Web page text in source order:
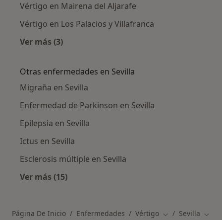
Vértigo en Mairena del Aljarafe
Vértigo en Los Palacios y Villafranca
Ver más (3)
Otras enfermedades en Sevilla
Migraña en Sevilla
Enfermedad de Parkinson en Sevilla
Epilepsia en Sevilla
Ictus en Sevilla
Esclerosis múltiple en Sevilla
Ver más (15)
Página De Inicio Enfermedades Vértigo Cambiar de
Sevilla